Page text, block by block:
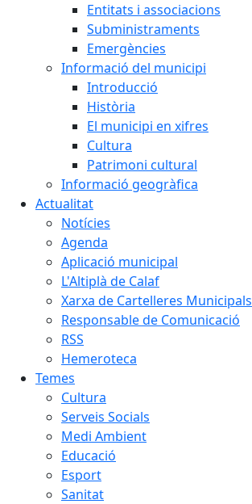
Entitats i associacions
Subministraments
Emergències
Informació del municipi
Introducció
Història
El municipi en xifres
Cultura
Patrimoni cultural
Informació geogràfica
Actualitat
Notícies
Agenda
Aplicació municipal
L'Altiplà de Calaf
Xarxa de Cartelleres Municipals
Responsable de Comunicació
RSS
Hemeroteca
Temes
Cultura
Serveis Socials
Medi Ambient
Educació
Esport
Sanitat